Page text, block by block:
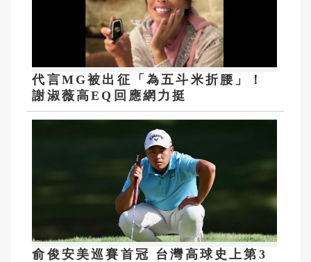
代言MG被出征「為五斗米折腰」！
謝淑薇高EQ回應網力挺
俞俊安美巡賽首冠 台灣高球史上第3